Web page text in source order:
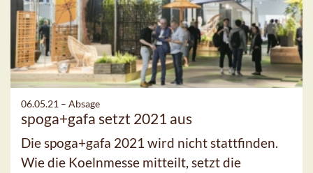
06.05.21 – Absage
spoga+gafa setzt 2021 aus
Die spoga+gafa 2021 wird nicht stattfinden.
Wie die Koelnmesse mitteilt, setzt die